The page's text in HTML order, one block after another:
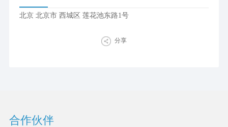
北京 北京市 西城区 莲花池东路1号
分享
合作伙伴